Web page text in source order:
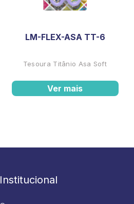
LM-FLEX-ASA TT-6
Tesoura Titânio Asa Soft
Ver mais
Institucional